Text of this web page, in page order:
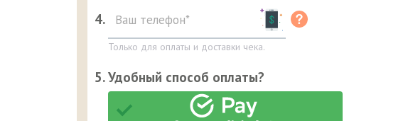
4.
Только для оплаты и доставки чека.
5. Удобный способ оплаты?